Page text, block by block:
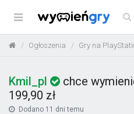
Menu
Ogłoszenia Gry na
Kmil_pl
chce
199,90 zł
Dodano 11 dni temu